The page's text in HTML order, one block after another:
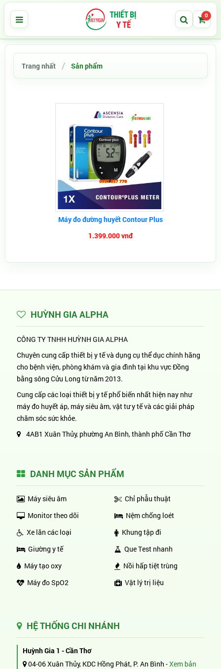
0
Trang nhất Sản phẩm
Máy đo đường huyết Contour Plus
1.399.000 vnđ
HUỲNH GIA ALPHA
CÔNG TY TNHH HUỲNH GIA ALPHA
Chuyên cung cấp thiết bị y tế và dụng cụ thể dục chính hãng
cho bệnh viện, phòng khám và gia đình tại khu vực Đồng
bằng sông Cửu Long từ năm 2013.
Cung cấp các loại thiết bị y tế phổ biến nhất hiện nay như
máy đo huyết áp, máy siêu âm, vật tư y tế và các giải pháp
chăm sóc sức khỏe.
4AB1 Xuân Thủy, phường An Bình, thành phố Cần Thơ
DANH MỤC SẢN PHẨM
Máy siêu âm
Monitor theo dõi
Xe lăn các loại
Giường y tế
Máy tạo oxy
Máy đo SpO2
Chỉ phẫu thuật
Nệm chống loét
Khung tập đi
Que Test nhanh
Nồi hấp tiệt trùng
Vật lý trị liệu
HỆ THỐNG CHI NHÁNH
Huỳnh Gia 1 - Cần Thơ
04-06 Xuân Thủy, KDC Hồng Phát, P. An Bình -Xem bản